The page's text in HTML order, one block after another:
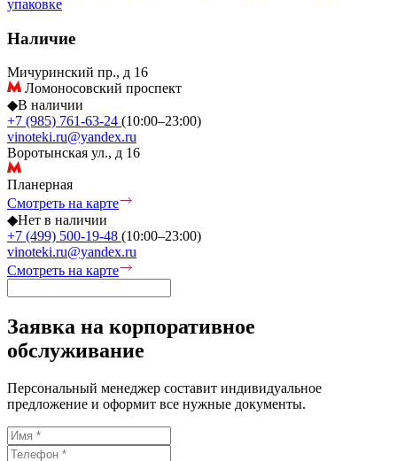
упаковке
Наличие
Мичуринский пр., д 16
Ломоносовский проспект
◆В наличии
+7 (985) 761-63-24 (10:00–23:00)
vinoteki.ru@yandex.ru
Воротынская ул., д 16
Планерная
Смотреть на карте
◆Нет в наличии
+7 (499) 500-19-48 (10:00–23:00)
vinoteki.ru@yandex.ru
Смотреть на карте
Заявка на корпоративное
обслуживание
Персональный менеджер составит индивидуальное
предложение и оформит все нужные документы.